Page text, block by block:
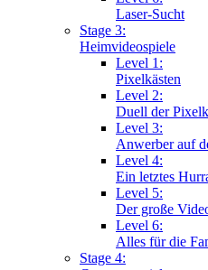
Laser-Sucht
Stage 3:
Heimvideospiele
Level 1:
Pixelkästen
Level 2:
Duell der
Level 3:
Anwerber auf
Level 4:
Ein letztes
Level 5:
Der große
Level 6:
Alles für die
Stage 4: